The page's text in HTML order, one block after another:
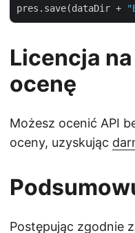
pres.save(dataDir +
Licencja
ocenę
Możesz ocenić API
oceny, uzyskując
Postępując zgodnie